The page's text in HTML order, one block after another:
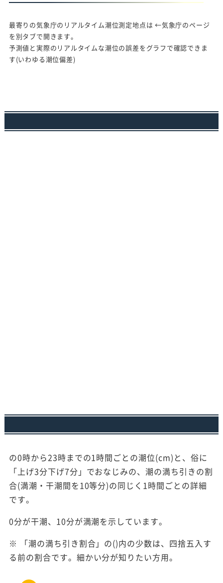
最寄りの気象庁のリアルタイム潮位測定地点は ←気象庁のページ
を別タブで開きます。
予測値と実際のリアルタイムな潮位の誤差をグラフで確認できま
す(いわゆる潮位偏差)
の0時から23時までの1時間ごとの潮位(cm)と、俗に
「上げ3分下げ7分」でおなじみの、潮の満ち引きの割
合(満潮・干潮間を10等分)の同じく1時間ごとの詳細
です。
0分が干潮、10分が満潮を示しています。
※ 「潮の満ち引き割合」の()内の少数は、四捨五入す
る前の割合です。細かい分が知りたい方用。